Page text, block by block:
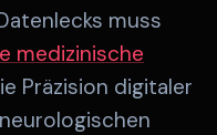
muss
medizinische
Präzision digitaler